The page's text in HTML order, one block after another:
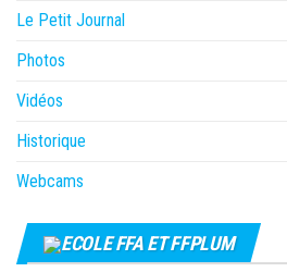
Le Petit Journal
Photos
Vidéos
Historique
Webcams
ECOLE FFA ET FFPLUM